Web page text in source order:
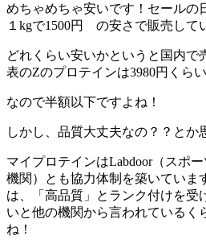
めちゃめちゃ安いです！セールの
１kgで1500円
の安さで販売して
どれくらい安いかというと国内で
表のZのプロテインは3980円 くら
なので半額以下ですよね！
しかし、品質大丈夫なの？？とか
マイプロテインはLabdoor（スポ
機関）とも協力体制を築いていま
は、「高品質」とランク付けを受
いと他の機関から言われているく
ね！